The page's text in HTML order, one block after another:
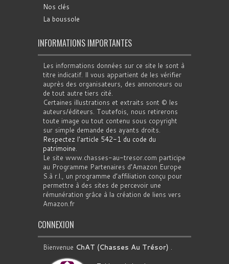
Nos clés
La boussole
INFORMATIONS IMPORTANTES
Les informations données sur ce site le sont à
titre indicatif. Il vous appartient de les vérifier
auprès des organisateurs, des annonceurs ou
de tout autre tiers cité.
Certaines illustrations et extraits sont © les
auteurs/éditeurs. Toutefois, nous retirerons
toute image ou tout contenu sous copyright
sur simple demande des ayants droits.
Respectez l'article 542-1 du code du
patrimoine.
Le site www.chasses-au-tresor.com participe
au Programme Partenaires d’Amazon Europe
S.à r.l., un programme d’affiliation conçu pour
permettre à des sites de percevoir une
rémunération grâce à la création de liens vers
Amazon.fr
CONNEXION
Bienvenue ChAT (Chasses Au Trésor) .